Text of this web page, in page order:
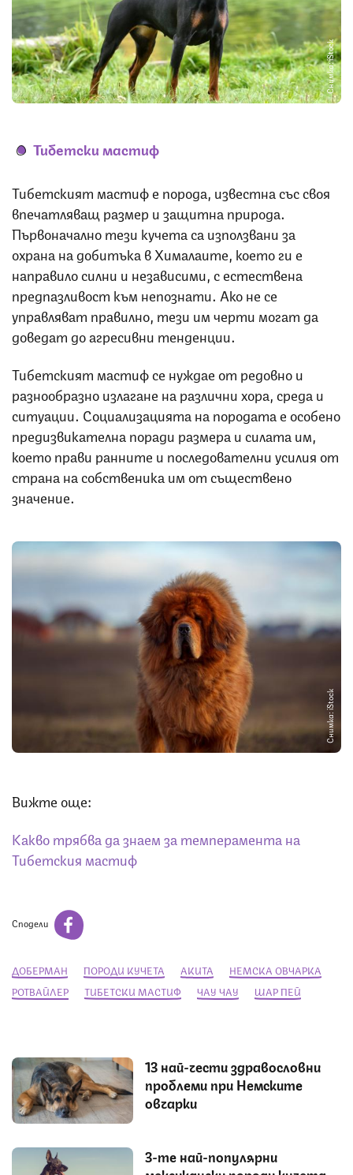
Снимка: iStock
Тибетски мастиф
Тибетският мастиф е порода, известна със своя
впечатляващ размер и защитна природа.
Първоначално тези кучета са използвани за
охрана на добитъка в Хималаите, което ги е
направило силни и независими, с естествена
предпазливост към непознати. Ако не се
управляват правилно, тези им черти могат да
доведат до агресивни тенденции.
Тибетският мастиф се нуждае от редовно и
разнообразно излагане на различни хора, среда и
ситуации. Социализацията на породата е особено
предизвикателна поради размера и силата им,
което прави ранните и последователни усилия от
страна на собственика им от съществено
значение.
Снимка: iStock
Вижте още:
Какво трябва да знаем за темперамента на
Тибетския мастиф
Сподели
ДОБЕРМАН ПОРОДИ КУЧЕТА АКИТА
НЕМСКА ОВЧАРКА
РОТВАЙЛЕР
ТИБЕТСКИ МАСТИФ ЧАУ ЧАУ ШАР ПЕЙ
13 най-чести здравословни
проблеми при Немските
овчарки
3-те най-популярни